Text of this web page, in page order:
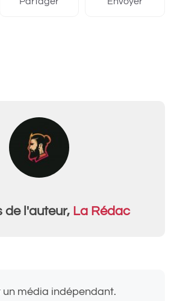
de l'auteur, La Rédac
média indépendant.